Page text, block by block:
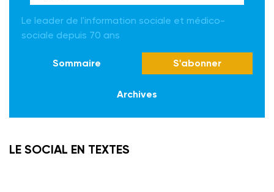
Le leader de l'information sociale et médico-
sociale depuis 70 ans
Sommaire S'abonner
Archives
LE SOCIAL EN TEXTES